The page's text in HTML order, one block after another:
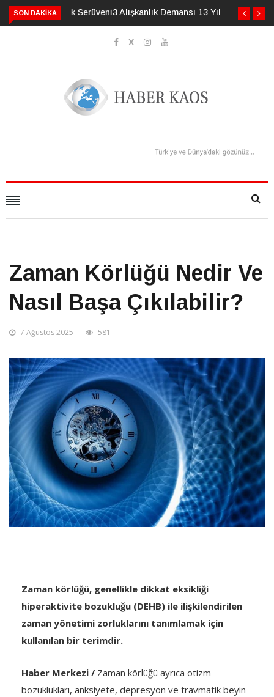
SON DAKIKA 3 Alışkanlık Demansı 13 Yıl Geciktirebilir
Zaman Körlüğü Nedir Ve
Nasıl Başa Çıkılabilir?
7 Ağustos 2025 581
Zaman körlüğü, genellikle dikkat eksikliği
hiperaktivite bozukluğu (DEHB) ile ilişkilendirilen
zaman yönetimi zorluklarını tanımlamak için
kullanılan bir terimdir.
Haber Merkezi / Zaman körlüğü ayrıca otizm
bozuklukları, anksiyete, depresyon ve travmatik beyin